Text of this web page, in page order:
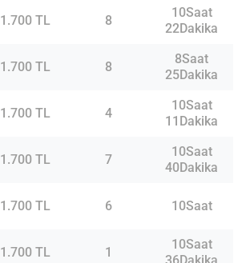
1.700 TL 8
10Saat
22Dakika
1.700 TL 8
8Saat
25Dakika
1.700 TL 4
10Saat
11Dakika
1.700 TL 7
10Saat
40Dakika
1.700 TL 6 10Saat
1.700 TL 1
10Saat